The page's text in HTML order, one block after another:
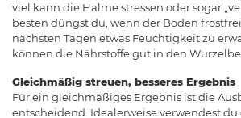
viel kann die Halme stressen oder sogar
besten düngst du, wenn der Boden
nächsten Tagen etwas Feuchtigkeit zu
können die Nährstoffe gut in den
Gleichmäßig streuen, besseres Ergebnis
Für ein gleichmäßiges Ergebnis ist die
entscheidend. Idealerweise verwendest du